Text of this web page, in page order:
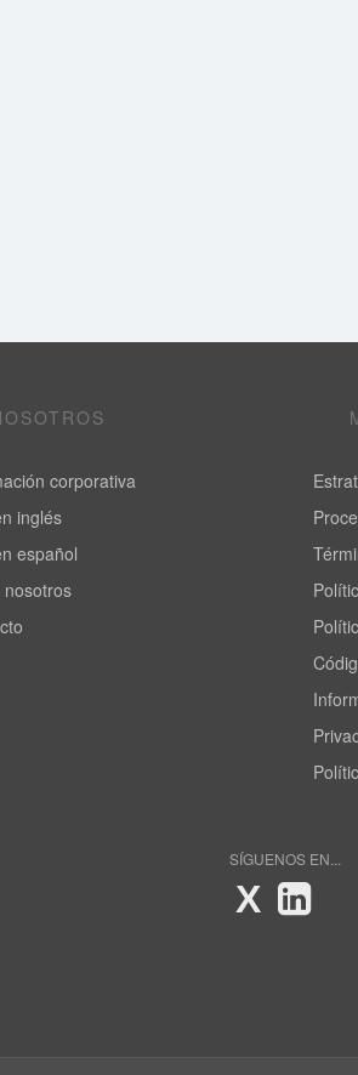
corporativa
inglés
español
nosotros
SÍGUENOS EN...
X